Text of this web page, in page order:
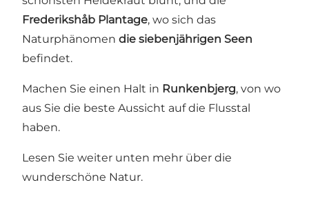
Frederikshåb Plantage, wo sich das
Naturphänomen die siebenjährigen Seen
befindet.
Machen Sie einen Halt in Runkenbjerg, von wo
aus Sie die beste Aussicht auf die Flusstal
haben.
Lesen Sie weiter unten mehr über die
wunderschöne Natur.